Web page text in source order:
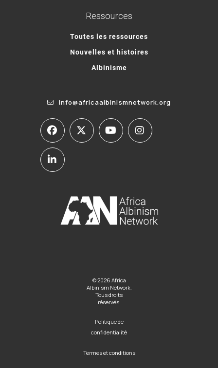
Ressources
Toutes les ressources
Nouvelles et histoires
Albinisme
info@africaalbinismnetwork.org
© 2026 Africa
Albinism Network.
Tous droits
réservés.
Politique de
confidentialité
Termes et conditions